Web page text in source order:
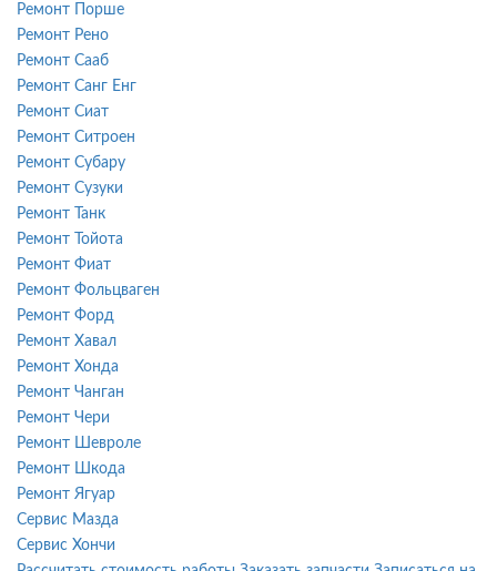
Ремонт Порше
Ремонт Рено
Ремонт Сааб
Ремонт Санг Енг
Ремонт Сиат
Ремонт Ситроен
Ремонт Субару
Ремонт Сузуки
Ремонт Танк
Ремонт Тойота
Ремонт Фиат
Ремонт Фольцваген
Ремонт Форд
Ремонт Хавал
Ремонт Хонда
Ремонт Чанган
Ремонт Чери
Ремонт Шевроле
Ремонт Шкода
Ремонт Ягуар
Сервис Мазда
Сервис Хончи